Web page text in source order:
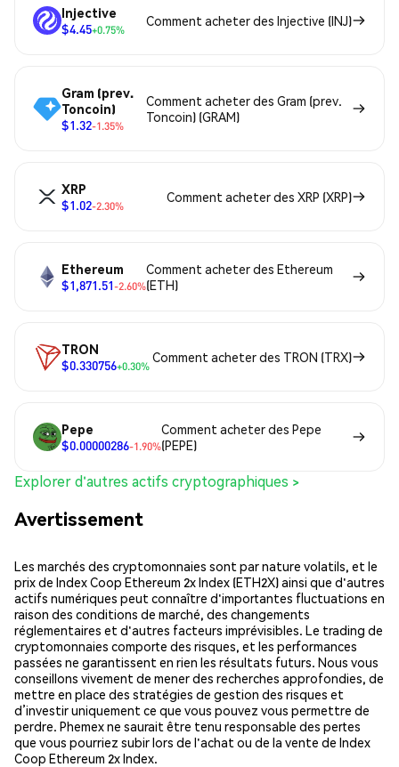
Injective
$4.45+0.75%
Comment acheter des Injective (INJ)
Gram (prev.
Toncoin)
$1.32-1.35%
Comment acheter des Gram (prev.
Toncoin) (GRAM)
XRP
$1.02-2.30%
Comment acheter des XRP (XRP)
Ethereum
$1,871.51-2.60%
Comment acheter des Ethereum
(ETH)
TRON
$0.330756+0.30%
Comment acheter des TRON (TRX)
Pepe
$0.00000286-1.90%
Comment acheter des Pepe
(PEPE)
Explorer d'autres actifs cryptographiques >
Avertissement
Les marchés des cryptomonnaies sont par nature volatils, et le
prix de Index Coop Ethereum 2x Index (ETH2X) ainsi que d'autres
actifs numériques peut connaître d'importantes fluctuations en
raison des conditions de marché, des changements
réglementaires et d'autres facteurs imprévisibles. Le trading de
cryptomonnaies comporte des risques, et les performances
passées ne garantissent en rien les résultats futurs. Nous vous
conseillons vivement de mener des recherches approfondies, de
mettre en place des stratégies de gestion des risques et
d’investir uniquement ce que vous pouvez vous permettre de
perdre. Phemex ne saurait être tenu responsable des pertes
que vous pourriez subir lors de l'achat ou de la vente de Index
Coop Ethereum 2x Index.